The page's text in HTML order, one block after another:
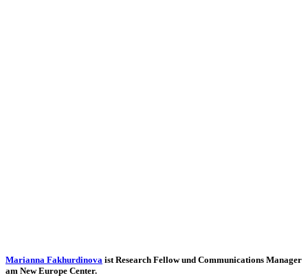
Mari­anna Fak­hur­di­nova ist Rese­arch Fellow und Com­mu­ni­ca­ti­ons Manager
am New Europe Center.